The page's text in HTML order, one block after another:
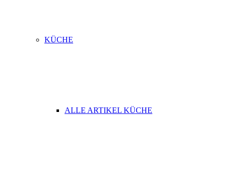
KÜCHE
ALLE ARTIKEL KÜCHE